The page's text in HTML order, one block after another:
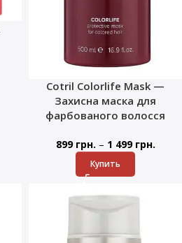
Cotril Colorlife Mask —
Захисна маска для
фарбованого волосся
899 грн. – 1 499 грн.
Купить